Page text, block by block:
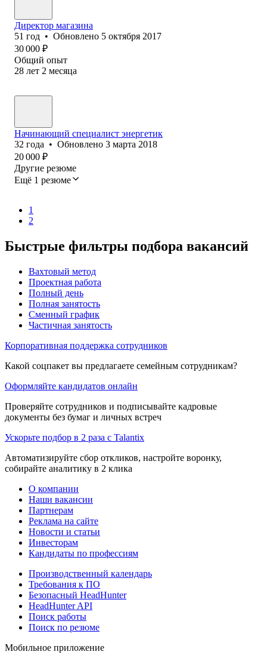
Директор магазина
51 год • Обновлено 5 октября 2017
30 000 ₽
Общий опыт
28 лет 2 месяца
Начинающий специалист энергетик
32 года • Обновлено 3 марта 2018
20 000 ₽
Другие резюме
Ещё 1 резюме
1
2
Быстрые фильтры подбора вакансий
Вахтовый метод
Проектная работа
Полный день
Полная занятость
Сменный график
Частичная занятость
Корпоративная поддержка сотрудников
Какой соцпакет вы предлагаете семейным сотрудникам?
Оформляйте кандидатов онлайн
Проверяйте сотрудников и подписывайте кадровые
документы без бумаг и личных встреч
Ускорьте подбор в 2 раза с Talantix
Автоматизируйте сбор откликов, настройте воронку,
собирайте аналитику в 2 клика
О компании
Наши вакансии
Партнерам
Реклама на сайте
Новости и статьи
Инвесторам
Кандидаты по профессиям
Производственный календарь
Требования к ПО
Безопасный HeadHunter
HeadHunter API
Поиск работы
Поиск по резюме
Мобильное приложение